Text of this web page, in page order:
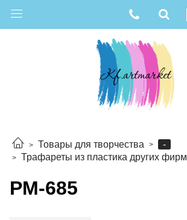
Товары для творчества
-
Трафареты из пластика других фирм
РМ-685